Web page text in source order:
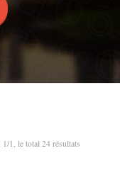
1/1, le total 24 résultats